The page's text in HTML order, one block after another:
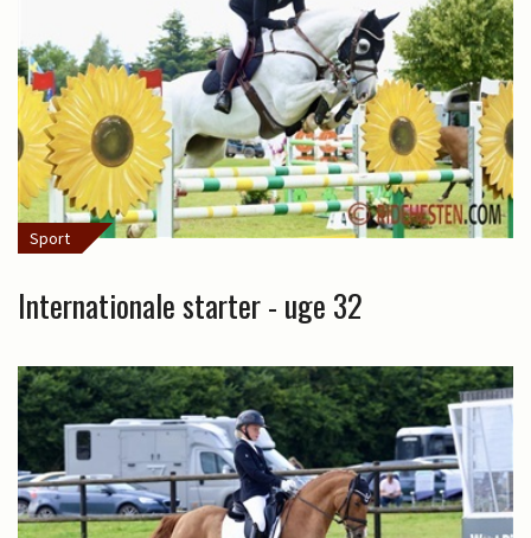
Sport
Internationale starter - uge 32